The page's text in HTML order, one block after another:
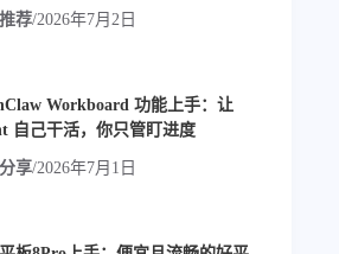
草东日记 Adil
狄伊 webfem 蓝易云CDN
西风往事 易博集 繁中方塊社
中文独立博主聚合站
全站字数 :
荐/2026年7月2日
Workboard 功能上手：让
自己干活，你只管盯进度
享/2026年7月1日